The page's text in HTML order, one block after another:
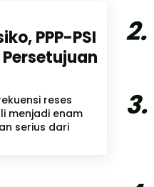
PPP-PSI
reses
menjadi enam
serius dari
2.
3.